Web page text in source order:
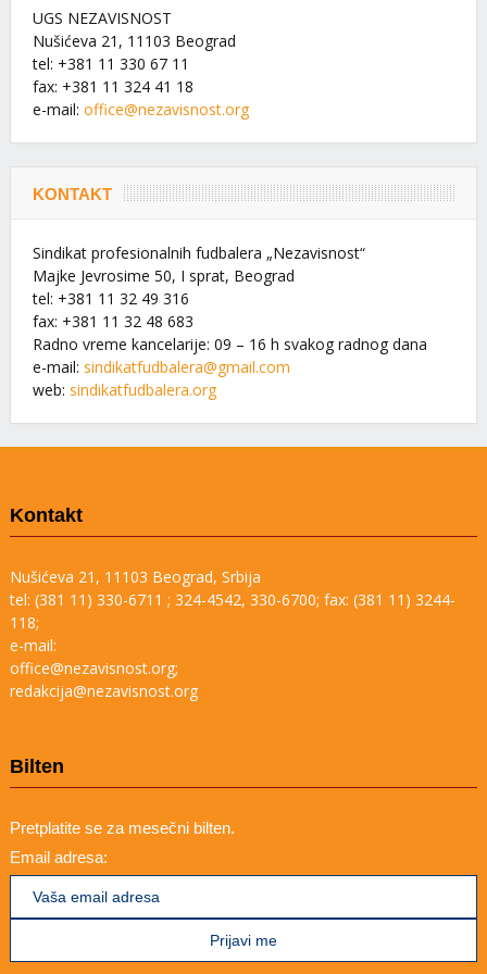
UGS NEZAVISNOST
Nušićeva 21, 11103 Beograd
tel: +381 11 330 67 11
fax: +381 11 324 41 18
e-mail: office@nezavisnost.org
KONTAKT
Sindikat profesionalnih fudbalera „Nezavisnost“
Majke Jevrosime 50, I sprat, Beograd
tel: +381 11 32 49 316
fax: +381 11 32 48 683
Radno vreme kancelarije: 09 – 16 h svakog radnog dana
e-mail: sindikatfudbalera@gmail.com
web: sindikatfudbalera.org
Kontakt
Nušićeva 21, 11103 Beograd, Srbija
tel: (381 11) 330-6711 ; 324-4542, 330-6700; fax: (381 11) 3244-
118;
e-mail:
office@nezavisnost.org;
redakcija@nezavisnost.org
Bilten
Pretplatite se za mesečni bilten.
Email adresa: